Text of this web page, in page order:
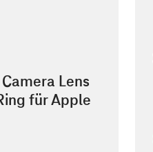
Lens
für Apple